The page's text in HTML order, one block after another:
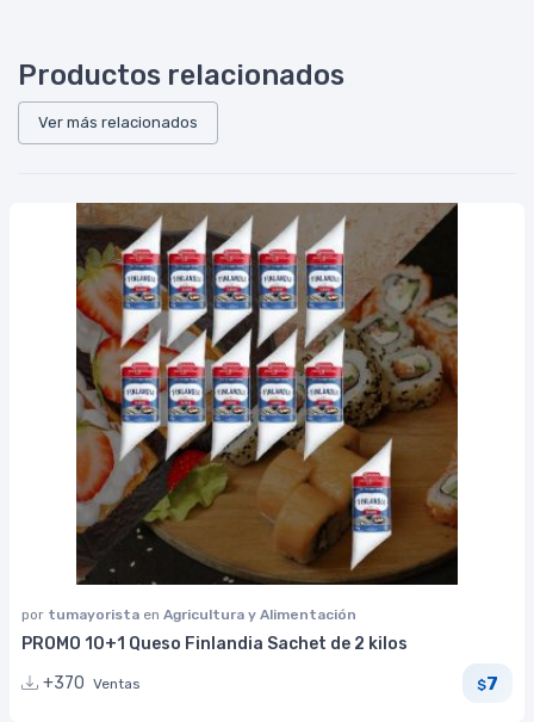
Productos relacionados
Ver más relacionados
por tumayorista en Agricultura y Alimentación
PROMO 10+1 Queso Finlandia Sachet de 2 kilos
+370 Ventas $7